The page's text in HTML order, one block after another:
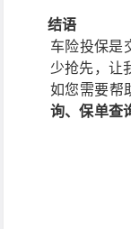
结语
车险投保是
少抢先，让
如您需要帮
询、保单查